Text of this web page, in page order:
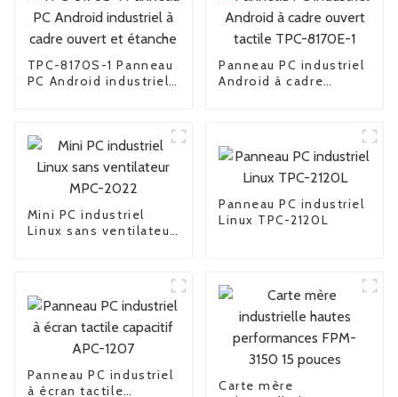
TPC-8170S-1 Panneau
PC Android industriel
Panneau PC industriel
Android à cadre
Mini PC industriel
Linux sans ventilateur
Panneau PC industriel
Linux TPC-2120L
Panneau PC industriel
à écran tactile
Carte mère